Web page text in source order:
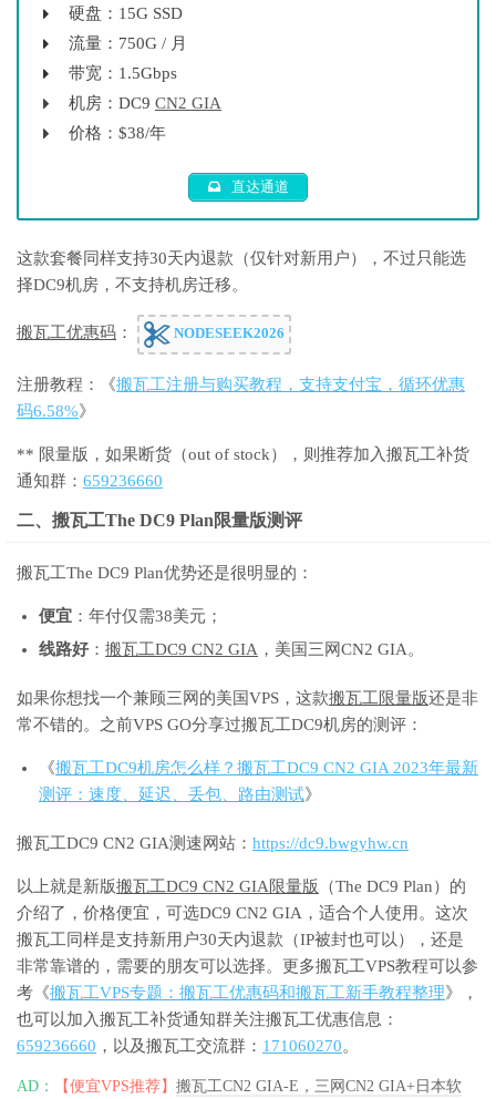
硬盘：15G SSD
流量：750G / 月
带宽：1.5Gbps
机房：DC9 CN2 GIA
价格：$38/年
直达通道
这款套餐同样支持30天内退款（仅针对新用户），不过只能选
择DC9机房，不支持机房迁移。
搬瓦工优惠码 ： NODESEEK2026
注册教程：《搬瓦工注册与购买教程，支持支付宝，循环优惠
码6.58%》
** 限量版，如果断货（out of stock），则推荐加入搬瓦工补货
通知群： 659236660
二、搬瓦工The DC9 Plan限量版测评
搬瓦工The DC9 Plan优势还是很明显的：
便宜 ：年付仅需38美元；
线路好： 搬瓦工DC9 CN2 GIA ，美国三网CN2 GIA。
如果你想找一个兼顾三网的美国VPS，这款搬瓦工限量版还是非
常不错的。之前VPS GO分享过搬瓦工DC9机房的测评：
《搬瓦工DC9机房怎么样？搬瓦工DC9 CN2 GIA 2023年最新
测评：速度、延迟、丢包、路由测试》
搬瓦工DC9 CN2 GIA测速网站： https://dc9.bwgyhw.cn
以上就是新版搬瓦工DC9 CN2 GIA限量版
（The DC9 Plan）的
介绍了，价格便宜，可选DC9 CN2 GIA，适合个人使用。这次
搬瓦工同样是支持新用户30天内退款（IP被封也可以），还是
非常靠谱的，需要的朋友可以选择。更多搬瓦工VPS教程可以参
考《搬瓦工VPS专题：搬瓦工优惠码和搬瓦工新手教程整理》，
也可以加入搬瓦工补货通知群关注搬瓦工优惠信息：
659236660 ，以及搬瓦工交流群： 171060270。
AD： 【便宜VPS推荐】 搬瓦工CN2 GIA-E，三网CN2 GIA+日本软